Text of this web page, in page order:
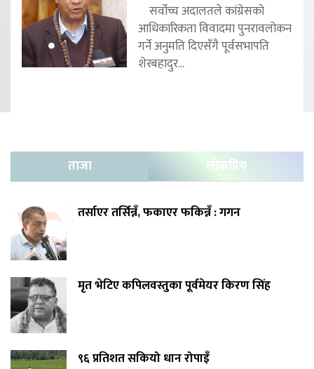
सर्वोच्च अदालतले कांग्रेसको
आधिकारिकता विवादमा पुनरावलोकन
गर्ने अनुमति दिएसँगै पूर्वसभापति
शेरबहादुर...
ताजा लोकप्रिय
तर्साएर तर्सिन्नँ, फकाएर फकिन्नँ : गगन
मृत भेटिए कपिलवस्तुका पूर्वमेयर किरण सिंह
९६ प्रतिशत सकियो धान रोपाइँ